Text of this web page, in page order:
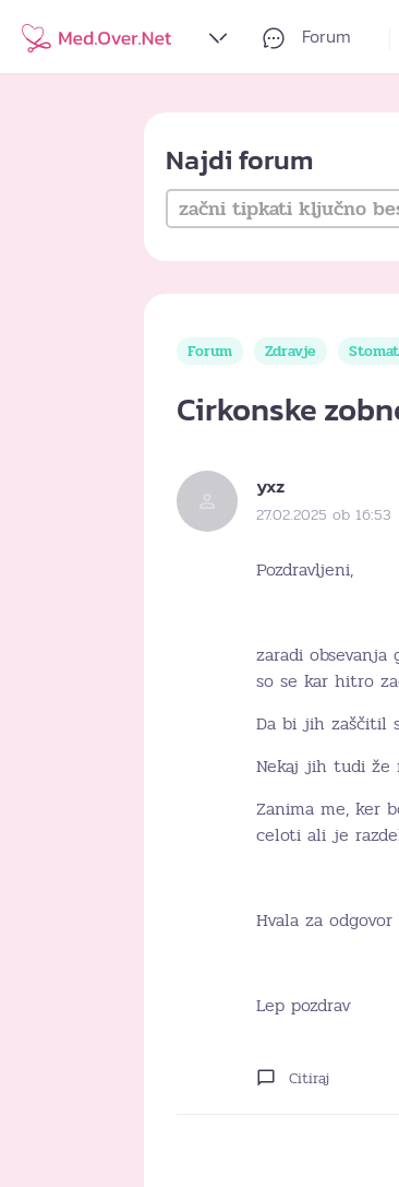
Forum
Najdi forum
Forum Zdravje
Cirkonske
yxz
27.02.2025 ob 16:53
Pozdravljeni,
zaradi
so se kar hitro
Da bi jih zaščitil
Nekaj jih tudi že
Zanima me, ker
celoti ali je
Hvala za odgovor
Lep pozdrav
Citiraj